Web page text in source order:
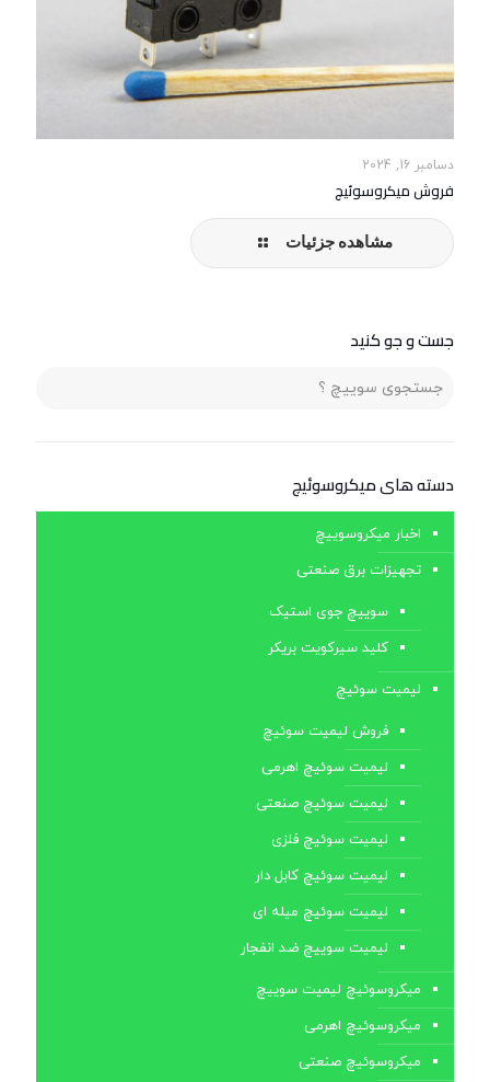
دسامبر 16, 2024
فروش میکروسوئیچ
مشاهده جزئیات
جست و جو کنید
دسته های ميكروسوئيچ
اخبار میکروسوییچ
تجهیزات برق صنعتی
سوییچ جوی استیک
کلید سیرکویت بریکر
لیمیت سوئیچ
فروش لیمیت سوئیچ
لیمیت سوئیچ اهرمی
لیمیت سوئیچ صنعتی
لیمیت سوئیچ فلزی
لیمیت سوئیچ کابل ‌دار
لیمیت سوئیچ میله ای
لیمیت سوییچ ضد انفجار
میکروسوئیچ لیمیت سوییچ
میکروسوئیچ اهرمی
میکروسوئیچ صنعتی